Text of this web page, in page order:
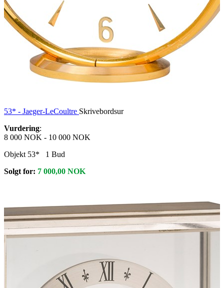
53* - Jaeger-LeCoultre Skrivebordsur
Vurdering:
8 000 NOK - 10 000 NOK
Objekt 53*
1 Bud
Solgt for: 7 000,00 NOK